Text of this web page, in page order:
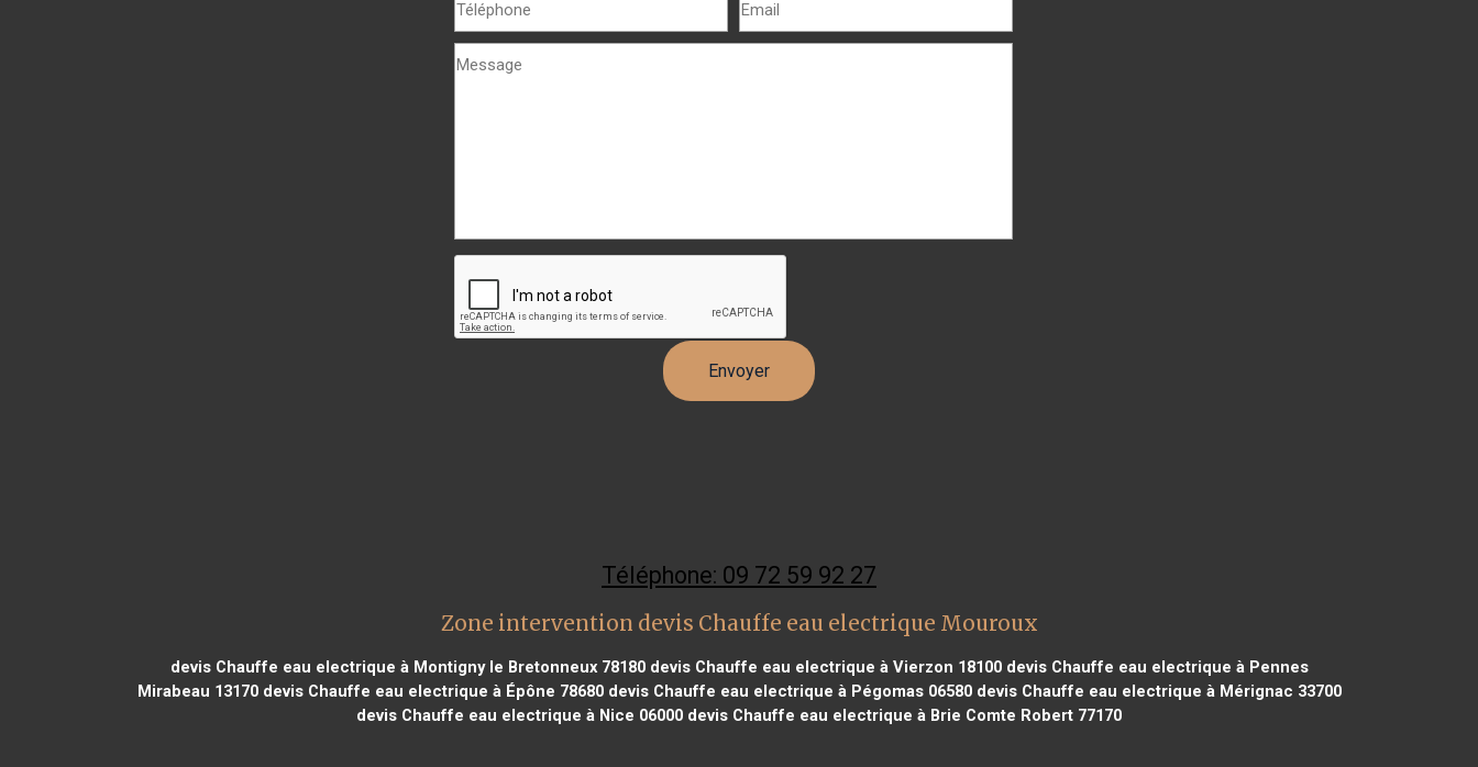
Téléphone: 09 72 59 92 27
Zone intervention devis Chauffe eau electrique Mouroux
devis Chauffe eau electrique à Montigny le Bretonneux 78180devis Chauffe eau electrique à Vierzon 18100devis Chauffe eau electrique à Pennes
Mirabeau 13170devis Chauffe eau electrique à Épône 78680devis Chauffe eau electrique à Pégomas 06580devis Chauffe eau electrique à Mérignac 33700
devis Chauffe eau electrique à Nice 06000 devis Chauffe eau electrique à Brie Comte Robert 77170